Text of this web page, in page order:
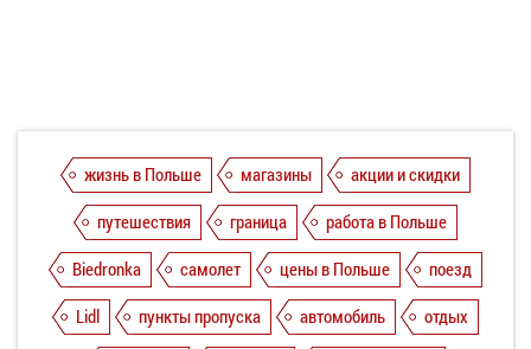
жизнь в Польше магазины
акции и скидки
путешествия
граница
работа в Польше
Biedronka
самолет цены в Польше
поезд
Lidl
пункты пропуска автомобиль
отдых